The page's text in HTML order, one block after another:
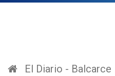
El Diario - Balcarce